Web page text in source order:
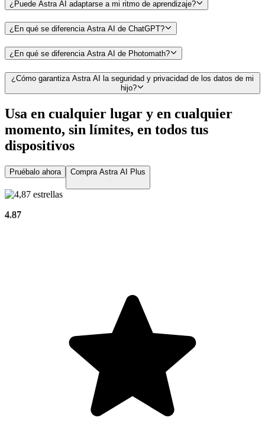
¿Puede Astra AI adaptarse a mi ritmo de aprendizaje?
¿En qué se diferencia Astra AI de ChatGPT?
¿En qué se diferencia Astra AI de Photomath?
¿Cómo garantiza Astra AI la seguridad y privacidad de los datos de mi
hijo?
Usa en cualquier lugar y en cualquier
momento, sin límites, en todos tus
dispositivos
Pruébalo ahora Compra Astra AI Plus
4.87